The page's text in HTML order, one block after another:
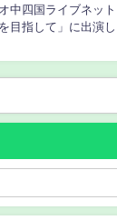
中四国ライブネッ
目指して」に出演し